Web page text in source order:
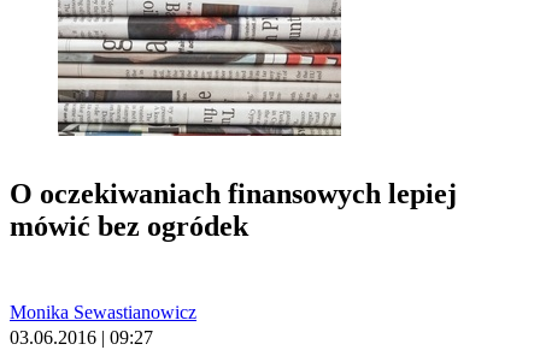
O oczekiwaniach finansowych lepiej
mówić bez ogródek
Monika Sewastianowicz
03.06.2016 | 09:27